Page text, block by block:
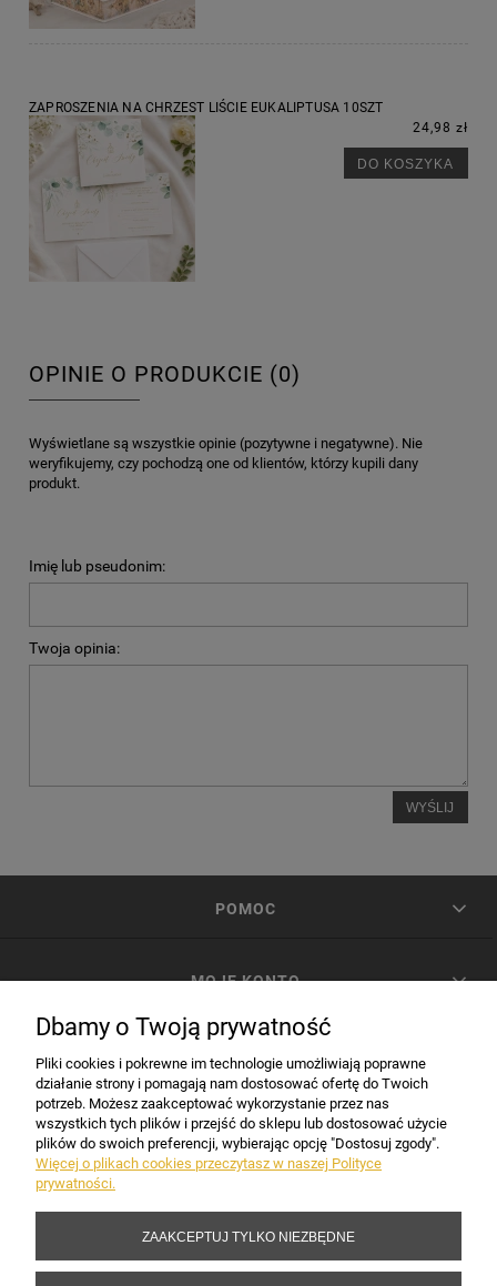
ZAPROSZENIA NA CHRZEST LIŚCIE EUKALIPTUSA 10SZT
24,98 zł
DO KOSZYKA
OPINIE O PRODUKCIE (0)
Wyświetlane są wszystkie opinie (pozytywne i negatywne). Nie
weryfikujemy, czy pochodzą one od klientów, którzy kupili dany
produkt.
Imię lub pseudonim:
Twoja opinia:
WYŚLIJ
POMOC
MOJE KONTO
INFORMACJE
Copyright 2017-2026 Sakramento.pl
Dbamy o Twoją prywatność
Pliki cookies i pokrewne im technologie umożliwiają poprawne
działanie strony i pomagają nam dostosować ofertę do Twoich
potrzeb. Możesz zaakceptować wykorzystanie przez nas
wszystkich tych plików i przejść do sklepu lub dostosować użycie
plików do swoich preferencji, wybierając opcję "Dostosuj zgody".
Więcej o plikach cookies przeczytasz w naszej Polityce
prywatności.
ZAAKCEPTUJ TYLKO NIEZBĘDNE